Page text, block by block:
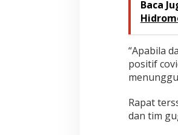
Baca
“Apabila
positif
Rapat
dan tim